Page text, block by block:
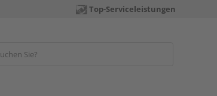
Top-Serviceleistungen